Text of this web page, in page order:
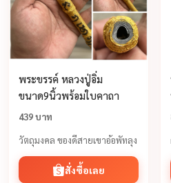
พระขรรค์ หลวงปู่อิ่ม
ขนาด9นิ้วพร้อมใบคาถา
439 บาท
วัตถุมงคล ของดีสายเขาอ้อพัทลุง
สั่งซื้อเลย